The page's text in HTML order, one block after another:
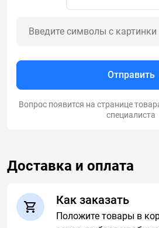
Отправить
Вопрос появится на странице
специалиста
Доставка и оплата
Как заказать
Положите товары в